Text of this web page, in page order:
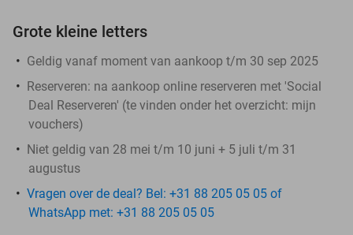
Grote kleine letters
Geldig vanaf moment van aankoop t/m 30 sep 2025
Reserveren: na aankoop online reserveren met 'Social
Deal Reserveren' (te vinden onder het overzicht: mijn
vouchers)
Niet geldig van 28 mei t/m 10 juni + 5 juli t/m 31
augustus
Vragen over de deal? Bel: +31 88 205 05 05 of
WhatsApp met: +31 88 205 05 05